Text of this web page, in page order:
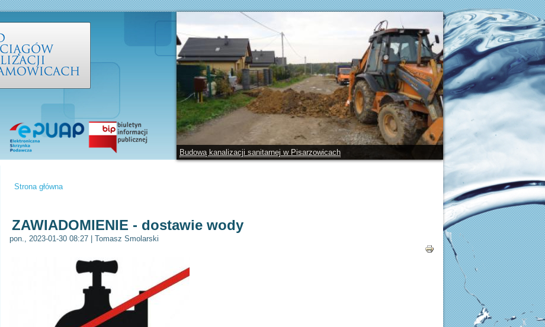
Budową kanalizacji sanitarnej w Pisarzowicach
Jesteś tutaj
Strona główna
ZAWIADOMIENIE - dostawie wody
pon., 2023-01-30 08:27 Tomasz Smolarski